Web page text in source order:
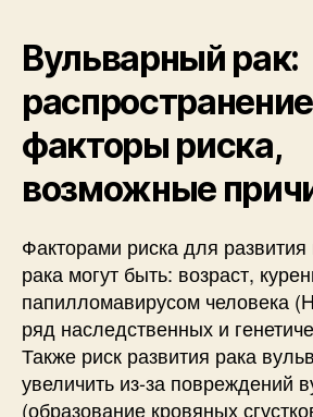
Вульварный рак:
факторы риска,
возможные
Факторами риска для развития
рака могут быть: возраст,
папилломавирусом человека
ряд наследственных и
Также риск развития рака
увеличить из-за повреждений
(образование кровяных